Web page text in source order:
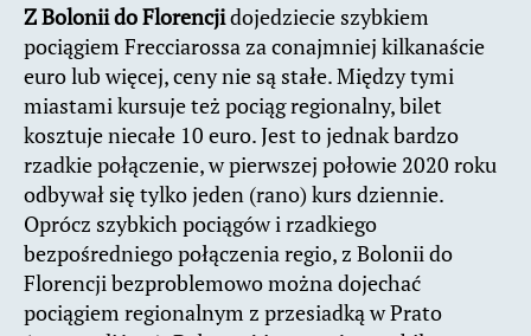
Z Bolonii do Florencjidojedziecie szybkiem
pociągiem Frecciarossa za conajmniej kilkanaście
euro lub więcej, ceny nie są stałe. Między tymi
miastami kursuje też pociąg regionalny, bilet
kosztuje niecałe 10 euro. Jest to jednak bardzo
rzadkie połączenie, w pierwszej połowie 2020 roku
odbywał się tylko jeden (rano) kurs dziennie.
Oprócz szybkich pociągów i rzadkiego
bezpośredniego połączenia regio, z Bolonii do
Florencji bezproblemowo można dojechać
pociągiem regionalnym z przesiadką w Prato